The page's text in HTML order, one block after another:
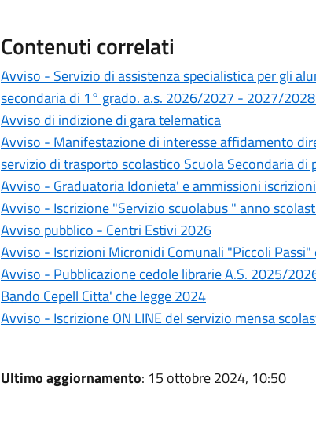
Contenuti correlati
Avviso - Servizio di assistenza specialistica per gli
secondaria di 1° grado. a.s. 2026/2027 - 2027/
Avviso di indizione di gara telematica
Avviso - Manifestazione di interesse affidamento
servizio di trasporto scolastico Scuola Secondaria
Avviso - Graduatoria Idonieta' e ammissioni
Avviso - Iscrizione "Servizio scuolabus " anno
Avviso pubblico - Centri Estivi 2026
Avviso - Iscrizioni Micronidi Comunali "Piccoli Passi"
Avviso - Pubblicazione cedole librarie A.S. 2025/
Bando Cepell Citta' che legge 2024
Avviso - Iscrizione ON LINE del servizio mensa
Ultimo aggiornamento: 15 ottobre 2024, 10:50